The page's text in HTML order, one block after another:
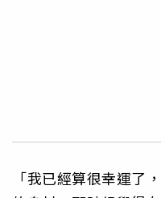
「我已經算很幸運了